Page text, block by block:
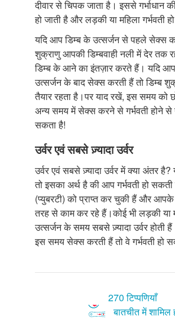
दीवार से चिपक जाता है। इससे गर्भाधान
हो जाती है और लड़की या महिला गर्भवती
यदि आप डिम्ब के उत्सर्जन से पहले सेक्स
शुक्राणु आपकी डिम्बवाही नली में देर
डिम्ब के आने का इंतज़ार करते हैं। यदि
उत्सर्जन के बाद सेक्स करती हैं तो डिम्ब
तैयार रहता है।पर याद रखें, इस समय को
अन्य समय में सेक्स करने से गर्भवती होने से
सकता है!
उर्वर एवं सबसे ज़्यादा उर्वर
उर्वर एवं सबसे ज़्यादा उर्वर में क्या अंतर
तो इसका अर्थ है की आप गर्भवती हो
(प्युबरटी) को प्राप्त कर चुकी हैं और
तरह से काम कर रहे हैं।कोई भी लड़की या
उत्सर्जन के समय सबसे ज़्यादा उर्वर होती
इस समय सेक्स करती हैं तो वे गर्भवती हो
270 टिप्पणियाँ
बातचीत में शामिल